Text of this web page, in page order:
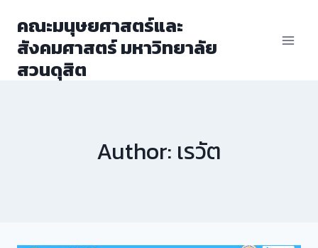
content
คณะมนุษยศาสตร์และ
สังคมศาสตร์ มหาวิทยาลัย
สวนดุสิต
Author: เรวัต